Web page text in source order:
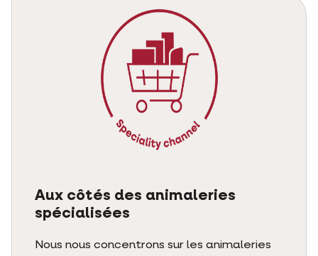
Aux côtés des animaleries
spécialisées
Nous nous concentrons sur les animaleries